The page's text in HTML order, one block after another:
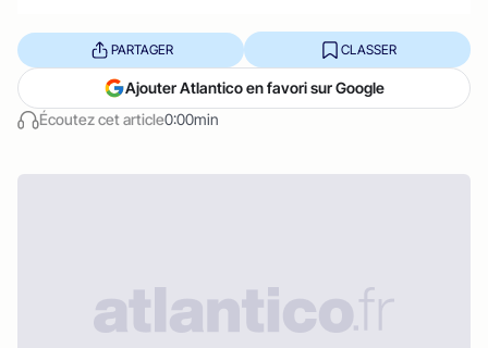
Écoutez cet article0:00min
PARTAGER CLASSER
Ajouter Atlantico en favori sur Google